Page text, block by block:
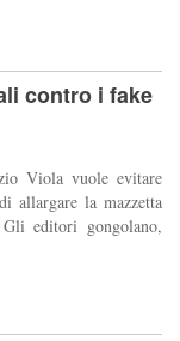
contro i fake
Viola vuole evitare
la mazzetta
editori gongolano,